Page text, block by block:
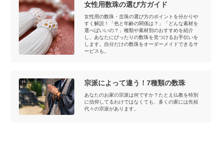
女性用数珠の選び方ガイド
女性用の数珠・念珠の選び方のポイントを分かりや
すく解説！「色と年齢の関係は？」「どんな素材を
選べばいいの？」種類や素材別のおすすめを紹介
し、あなたにぴったりの数珠を見つけるお手伝いを
します。自分だけの数珠をオーダーメイドできるサ
ービスも。
宗派によって違う！7種類の数珠
あなたのお家の宗派は何ですか？たとえ仏教を特別
に信仰してるわけではなくても、多くの家には先祖
代々の宗派があります。